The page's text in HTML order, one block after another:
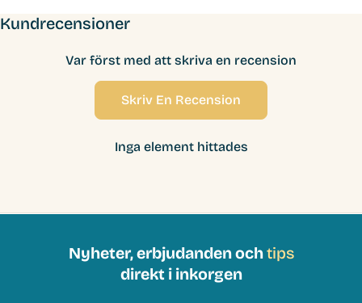
Kundrecensioner
Var först med att skriva en recension
Skriv En Recension
Inga element hittades
Nyheter, erbjudanden ochtips
direkt i inkorgen